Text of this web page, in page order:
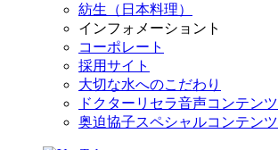
紡生（日本料理）
インフォメーショント
コーポレート
採用サイト
大切な水へのこだわり
ドクターリセラ音声コンテンツ
奥迫協子スペシャルコンテンツ